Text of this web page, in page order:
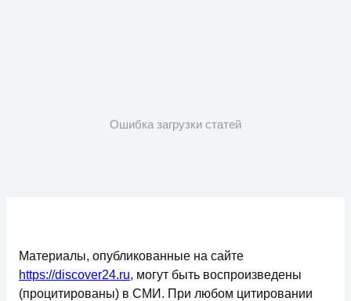
Ошибка загрузки статей
Материалы, опубликованные на сайте
https://discover24.ru, могут быть воспроизведены
(процитированы) в СМИ. При любом цитировании